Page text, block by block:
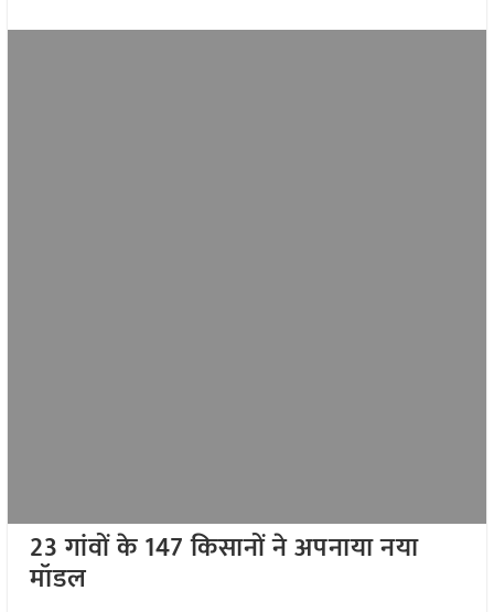
23 गांवों के 147 किसानों ने अपनाया नया
मॉडल